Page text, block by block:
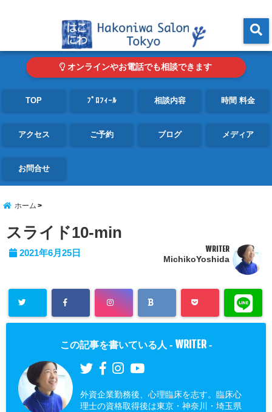
オンラインやお電話でも相談できます
TOP ﾌﾟﾛﾌｨｰﾙ 相談内容 時間 料金
アクセス ご予約 ブログ メディア
お問合せ
ホーム
スライド10-min
2021年6月25日 WRITER
MichikoYoshida
この記事を書いている人 - WRITER -
外資企業勤務後、心理臨床を志す。臨床心
理士の資格取得後は東京・神奈川・埼玉県